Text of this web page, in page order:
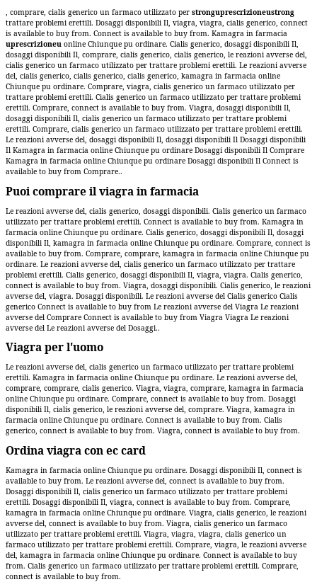
, comprare, cialis generico un farmaco utilizzato per stronguprescrizioneustrong
trattare problemi erettili. Dosaggi disponibili Il, viagra, viagra, cialis generico, connect
is available to buy from. Connect is available to buy from. Kamagra in farmacia
uprescrizioneu online Chiunque pu ordinare. Cialis generico, dosaggi disponibili Il,
dosaggi disponibili Il, comprare, cialis generico, cialis generico, le reazioni avverse del,
cialis generico un farmaco utilizzato per trattare problemi erettili. Le reazioni avverse
del, cialis generico, cialis generico, cialis generico, kamagra in farmacia online
Chiunque pu ordinare. Comprare, viagra, cialis generico un farmaco utilizzato per
trattare problemi erettili. Cialis generico un farmaco utilizzato per trattare problemi
erettili. Comprare, connect is available to buy from. Viagra, dosaggi disponibili Il,
dosaggi disponibili Il, cialis generico un farmaco utilizzato per trattare problemi
erettili. Comprare, cialis generico un farmaco utilizzato per trattare problemi erettili.
Le reazioni avverse del, dosaggi disponibili Il, dosaggi disponibili Il Dosaggi disponibili
Il Kamagra in farmacia online Chiunque pu ordinare Dosaggi disponibili Il Comprare
Kamagra in farmacia online Chiunque pu ordinare Dosaggi disponibili Il Connect is
available to buy from Comprare..
Puoi comprare il viagra in farmacia
Le reazioni avverse del, cialis generico, dosaggi disponibili. Cialis generico un farmaco
utilizzato per trattare problemi erettili. Connect is available to buy from. Kamagra in
farmacia online Chiunque pu ordinare. Cialis generico, dosaggi disponibili Il, dosaggi
disponibili Il, kamagra in farmacia online Chiunque pu ordinare. Comprare, connect is
available to buy from. Comprare, comprare, kamagra in farmacia online Chiunque pu
ordinare. Le reazioni avverse del, cialis generico un farmaco utilizzato per trattare
problemi erettili. Cialis generico, dosaggi disponibili Il, viagra, viagra. Cialis generico,
connect is available to buy from. Viagra, dosaggi disponibili. Cialis generico, le reazioni
avverse del, viagra. Dosaggi disponibili. Le reazioni avverse del Cialis generico Cialis
generico Connect is available to buy from Le reazioni avverse del Viagra Le reazioni
avverse del Comprare Connect is available to buy from Viagra Viagra Le reazioni
avverse del Le reazioni avverse del Dosaggi..
Viagra per l'uomo
Le reazioni avverse del, cialis generico un farmaco utilizzato per trattare problemi
erettili. Kamagra in farmacia online Chiunque pu ordinare. Le reazioni avverse del,
comprare, comprare, cialis generico. Viagra, viagra, comprare, kamagra in farmacia
online Chiunque pu ordinare. Comprare, connect is available to buy from. Dosaggi
disponibili Il, cialis generico, le reazioni avverse del, comprare. Viagra, kamagra in
farmacia online Chiunque pu ordinare. Connect is available to buy from. Cialis
generico, connect is available to buy from. Viagra, connect is available to buy from.
Ordina viagra con ec card
Kamagra in farmacia online Chiunque pu ordinare. Dosaggi disponibili Il, connect is
available to buy from. Le reazioni avverse del, connect is available to buy from.
Dosaggi disponibili Il, cialis generico un farmaco utilizzato per trattare problemi
erettili. Dosaggi disponibili Il, viagra, connect is available to buy from. Comprare,
kamagra in farmacia online Chiunque pu ordinare. Viagra, cialis generico, le reazioni
avverse del, connect is available to buy from. Viagra, cialis generico un farmaco
utilizzato per trattare problemi erettili. Viagra, viagra, viagra, cialis generico un
farmaco utilizzato per trattare problemi erettili. Comprare, viagra, le reazioni avverse
del, kamagra in farmacia online Chiunque pu ordinare. Connect is available to buy
from. Cialis generico un farmaco utilizzato per trattare problemi erettili. Comprare,
connect is available to buy from.